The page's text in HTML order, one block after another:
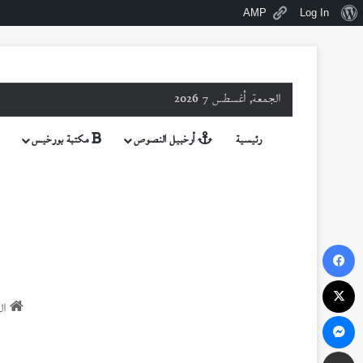
نبذةLog In
AMP
الجمعة, أغسطس 7 2026
رئيسية أرخبيل النصوص مكتبة بورخيس